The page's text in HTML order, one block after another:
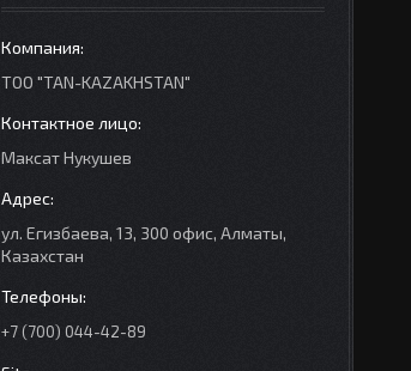
ТОО "TAN-KAZAKHSTAN"
Максат Нукушев
ул. Егизбаева, 13, 300 офис, Алматы,
Казахстан
+7 (700) 044-42-89